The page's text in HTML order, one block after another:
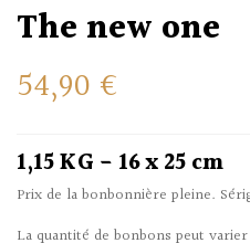
The new one
54,90 €
1,15 KG - 16 x 25 cm
Prix de la bonbonnière pleine.
La quantité de bonbons peut